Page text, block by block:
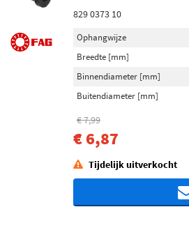
829 0373 10
Ophangwijze
Breedte [mm]
Binnendiameter [mm]
Buitendiameter [mm]
€ 7,99
€ 6,87
Tijdelijk uitverkocht